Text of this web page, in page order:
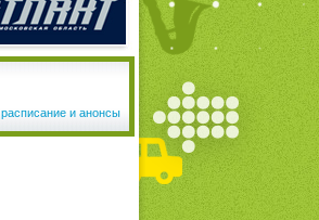
расписание и анонсы